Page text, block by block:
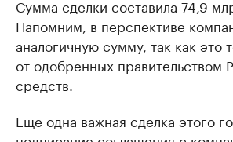
Сумма сделки составила 74,9
Напомним, в перспективе
аналогичную сумму, так как это
от одобренных правительством
средств.
Еще одна важная сделка этого